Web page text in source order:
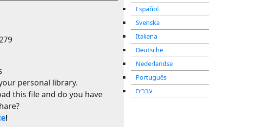
personal library.
this file and do you have
!
Español
Svenska
Italiana
Deutsche
Nederlandse
Português
עברית